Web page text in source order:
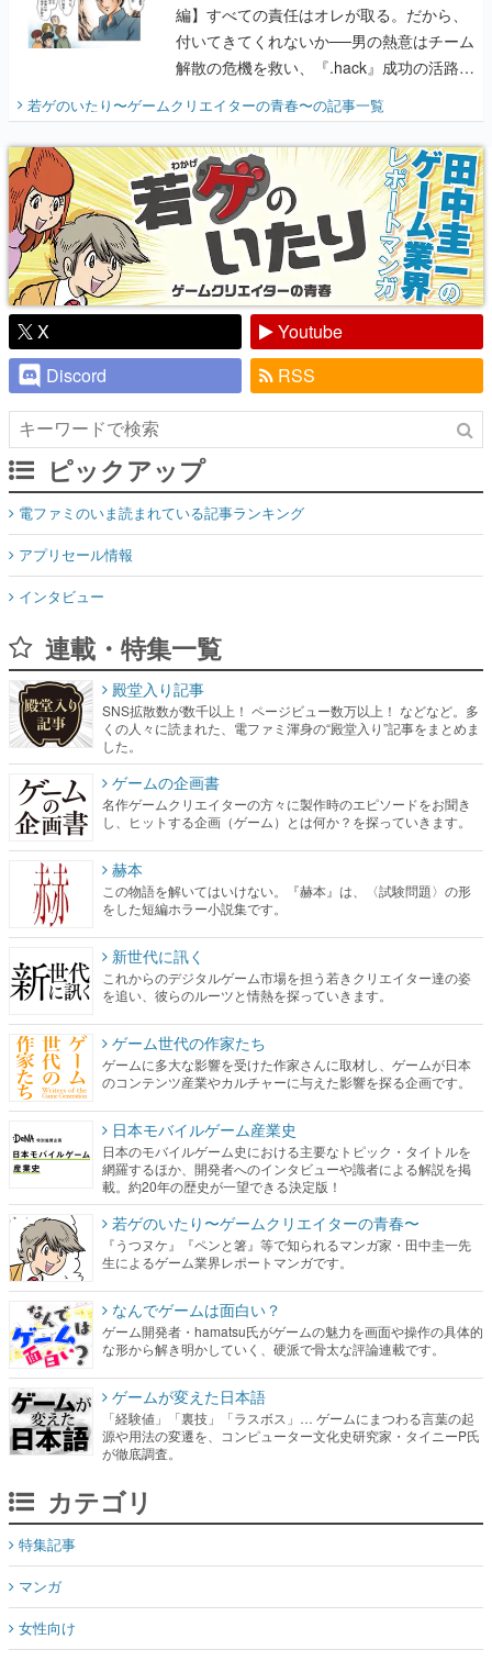
編】すべての責任はオレが取る。だから、
付いてきてくれないか──男の熱意はチーム
解散の危機を救い、『.hack』成功の活路を
『少年ジャンプ』色だった【若ゲのいた
り】
若ゲのいたり〜ゲームクリエイターの青春〜の記事一覧
X
Youtube
Discord
RSS
ピックアップ
電ファミのいま読まれている記事ランキング
アプリセール情報
インタビュー
連載・特集一覧
殿堂入り記事
SNS拡散数が数千以上！ ページビュー数万以上！ などなど。多
くの人々に読まれた、電ファミ渾身の“殿堂入り”記事をまとめま
した。
ゲームの企画書
名作ゲームクリエイターの方々に製作時のエピソードをお聞き
し、ヒットする企画（ゲーム）とは何か？を探っていきます。
赫本
この物語を解いてはいけない。『赫本』は、〈試験問題〉の形
をした短編ホラー小説集です。
新世代に訊く
これからのデジタルゲーム市場を担う若きクリエイター達の姿
を追い、彼らのルーツと情熱を探っていきます。
ゲーム世代の作家たち
ゲームに多大な影響を受けた作家さんに取材し、ゲームが日本
のコンテンツ産業やカルチャーに与えた影響を探る企画です。
日本モバイルゲーム産業史
日本のモバイルゲーム史における主要なトピック・タイトルを
網羅するほか、開発者へのインタビューや識者による解説を掲
載。約20年の歴史が一望できる決定版！
若ゲのいたり〜ゲームクリエイターの青春〜
『うつヌケ』『ペンと箸』等で知られるマンガ家・田中圭一先
生によるゲーム業界レポートマンガです。
なんでゲームは面白い？
ゲーム開発者・hamatsu氏がゲームの魅力を画面や操作の具体的
な形から解き明かしていく、硬派で骨太な評論連載です。
ゲームが変えた日本語
「経験値」「裏技」「ラスボス」… ゲームにまつわる言葉の起
源や用法の変遷を、コンピューター文化史研究家・タイニーP氏
が徹底調査。
カテゴリ
特集記事
マンガ
女性向け